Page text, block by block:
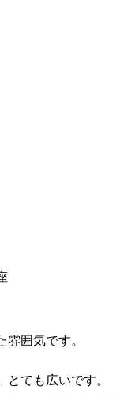
囲気です。
ても広いです。